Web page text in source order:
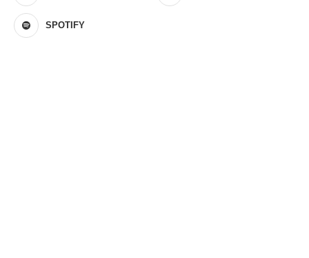
SPOTIFY